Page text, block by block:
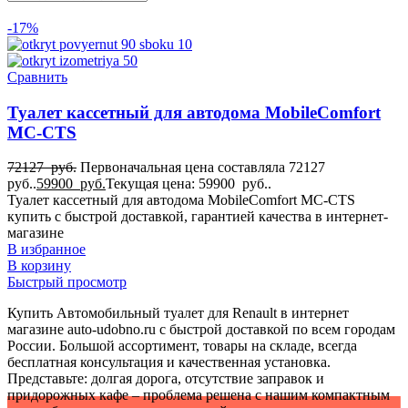
1
для Mercedes-Benz
1
1
для Roadtrek
1
1
для Thule
1
для Volkswagen
1
для Winnebago
1
Для автодома
для кемпера
1
-17%
Сравнить
Туалет кассетный для автодома MobileComfort
MC-CTS
72127руб. Первоначальная цена составляла 72127
руб..59900 руб.Текущая цена: 59900 руб..
Туалет кассетный для автодома MobileComfort MC-CTS
купить с быстрой доставкой, гарантией качества в интернет-
магазине
В избранное
В корзину
Быстрый просмотр
Купить Автомобильный туалет для Renault в интернет
магазине auto-udobno.ru с быстрой доставкой по всем городам
России. Большой ассортимент, товары на складе, всегда
бесплатная консультация и качественная установка.
Представьте: долгая дорога, отсутствие заправок и
придорожных кафе – проблема решена с нашим компактным